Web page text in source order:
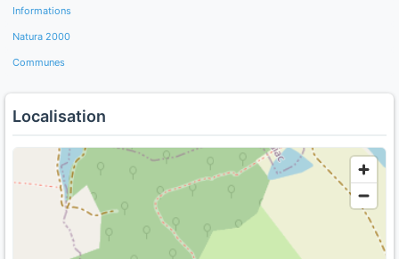
Informations
Natura 2000
Communes
Localisation